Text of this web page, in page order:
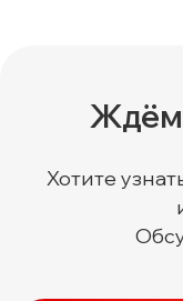
Ждём
Хотите